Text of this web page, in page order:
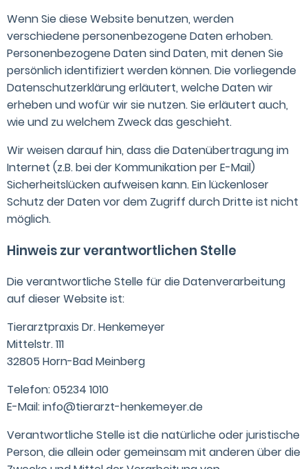
Wenn Sie diese Website benutzen, werden
verschiedene personenbezogene Daten erhoben.
Personenbezogene Daten sind Daten, mit denen Sie
persönlich identifiziert werden können. Die vorliegende
Datenschutzerklärung erläutert, welche Daten wir
erheben und wofür wir sie nutzen. Sie erläutert auch,
wie und zu welchem Zweck das geschieht.
Wir weisen darauf hin, dass die Datenübertragung im
Internet (z.B. bei der Kommunikation per E-Mail)
Sicherheitslücken aufweisen kann. Ein lückenloser
Schutz der Daten vor dem Zugriff durch Dritte ist nicht
möglich.
Hinweis zur verantwortlichen Stelle
Die verantwortliche Stelle für die Datenverarbeitung
auf dieser Website ist:
Tierarztpraxis Dr. Henkemeyer
Mittelstr. 111
32805 Horn-Bad Meinberg
Telefon: 05234 1010
E-Mail:info@tierarzt-henkemeyer.de
Verantwortliche Stelle ist die natürliche oder juristische
Person, die allein oder gemeinsam mit anderen über die